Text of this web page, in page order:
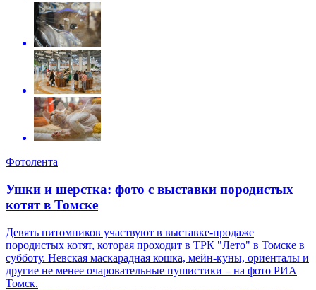
Фотолента
Ушки и шерстка: фото с выставки породистых
котят в Томске
Девять питомников участвуют в выставке-продаже
породистых котят, которая проходит в ТРК "Лето" в Томске в
субботу. Невская маскарадная кошка, мейн-куны, ориенталы и
другие не менее очаровательные пушистики – на фото РИА
Томск.